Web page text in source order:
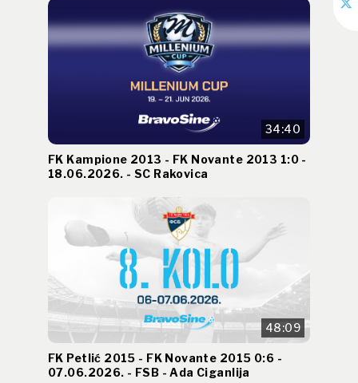
34:40
FK Kampione 2013 - FK Novante 2013 1:0 -
18.06.2026. - SC Rakovica
48:09
FK Petlić 2015 - FK Novante 2015 0:6 -
07.06.2026. - FSB - Ada Ciganlija